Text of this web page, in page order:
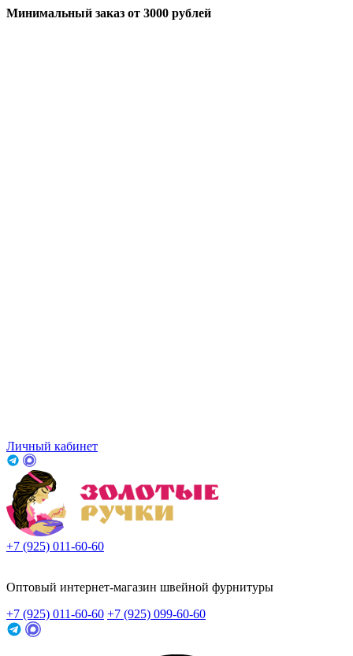
Минимальный заказ от 3000 рублей
Личный кабинет
+7 (925) 011-60-60
Оптовый интернет-магазин швейной фурнитуры
+7 (925) 011-60-60 +7 (925) 099-60-60